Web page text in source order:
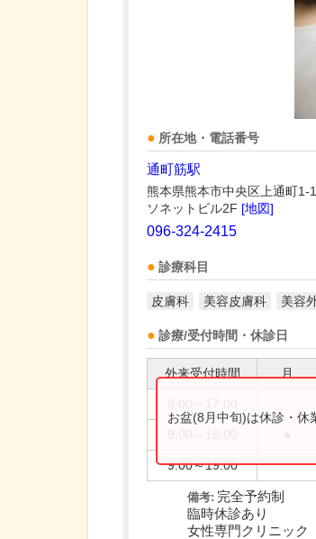
所在地・電話番号
通町筋駅
熊本県熊本市中央区上通町1-
ソネットビル2F [地図]
096-324-2415
診療科目
皮膚科 美容皮膚科 美容
診療/受付時間・休診日
外来受付時間 月
9:00～19:00
お盆(8月中旬)は休診・休
備考: 完全予約制
臨時休診あり
女性専門クリニック